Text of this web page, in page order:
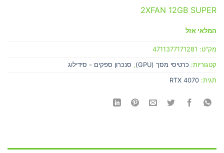
2XFAN 12GB SUPER
המלאי אזל
מק"ט: 4711377171281
קטגוריות: כרטיסי מסך (GPU) , סנכרון ספקים - סידילוג
תגית: RTX 4070